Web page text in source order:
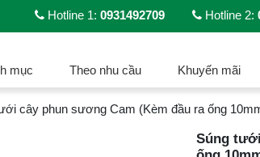
Hotline 1: 0931492709 Hotline 2:
mục Theo nhu cầu Khuyến mãi
cây phun sương Cam (Kèm đầu ra ống
Súng